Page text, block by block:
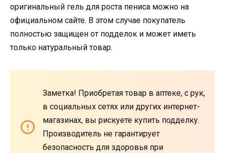
оригинальный гель для роста пениса можно на
официальном сайте. В этом случае покупатель
полностью защищен от подделок и может иметь
только натуральный товар.
Заметка! Приобретая товар в аптеке, с рук,
в социальных сетях или других интернет-
магазинах, вы рискуете купить подделку.
Производитель не гарантирует
безопасность для здоровья при